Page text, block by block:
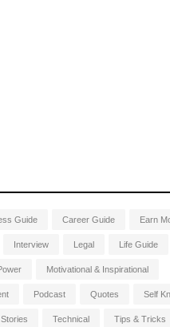
Guide Career Guide Earn
Interview Legal Life Guide
Motivational & Inspirational
Podcast Quotes Self
Stories Technical Tips & Tricks